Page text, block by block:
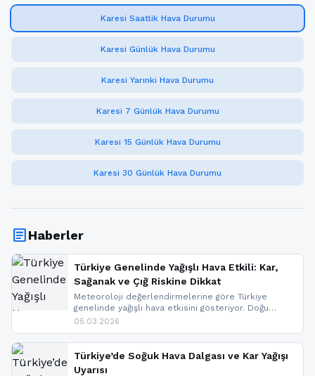
Karesi Saatlik Hava Durumu
Karesi Günlük Hava Durumu
Karesi Yarınki Hava Durumu
Karesi 7 Günlük Hava Durumu
Karesi 15 Günlük Hava Durumu
Karesi 30 Günlük Hava Durumu
articleHaberler
Türkiye Genelinde Yağışlı Hava Etkili: Kar,
Sağanak ve Çığ Riskine Dikkat
Meteoroloji değerlendirmelerine göre Türkiye
genelinde yağışlı hava etkisini gösteriyor. Doğu
bölgelerinde kar yağışı beklenirken Marmara ve
ise çığ tehlikesi bulunuyor. İç kesimlerde sis ve pus
nedeniyle görüş mesafesinde azalma
yaşanabileceği belirtiliyor.
05.03.2026
Türkiye’de Soğuk Hava Dalgası ve Kar Yağışı
Uyarısı